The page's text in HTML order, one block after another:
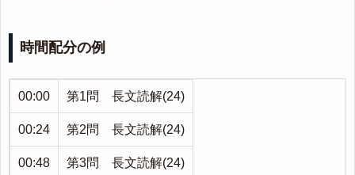
時間配分の例
00:00 第1問 長文読解(24)
00:24 第2問 長文読解(24)
00:48 第3問 長文読解(24)